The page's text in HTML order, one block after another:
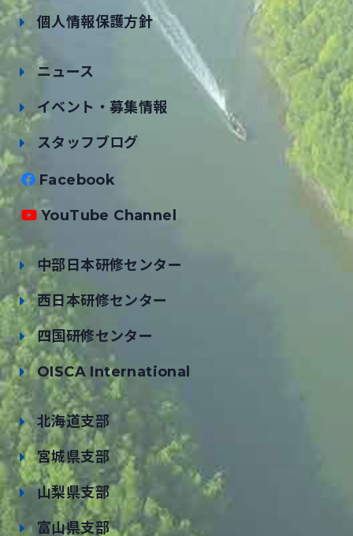
個人情報保護方針
ニュース
イベント・募集情報
スタッフブログ
Facebook
YouTube Channel
中部日本研修センター
西日本研修センター
四国研修センター
OISCA International
北海道支部
宮城県支部
山梨県支部
富山県支部